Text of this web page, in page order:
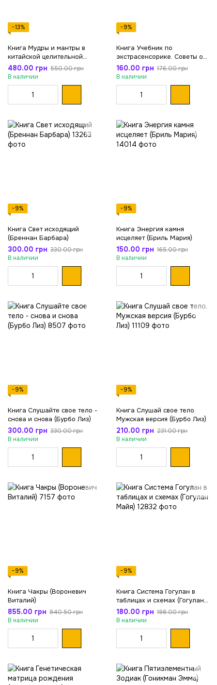
−13%
Книга Мудры и мантры в
китайской целительной
практике (Богачихин Май)
480.00 грн 550.00 грн
В наличии
−9%
Книга Учебник по
экстрасенсорике. Советы от
практикующей ведуньи
(Болтенко Элина)
160.00 грн 176.00 грн
В наличии
−9%
Книга Свет исходящий
(Бреннан Барбара)
300.00 грн 330.00 грн
В наличии
−9%
Книга Энергия камня
исцеляет (Бриль Мария)
150.00 грн 165.00 грн
В наличии
−9%
Книга Слушайте свое тело -
снова и снова (Бурбо Лиз)
300.00 грн 330.00 грн
В наличии
−9%
Книга Слушай свое тело.
Мужская версия (Бурбо Лиз)
210.00 грн 231.00 грн
В наличии
−9%
Книга Чакры (Вороневич
Виталий)
855.00 грн 940.50 грн
В наличии
−9%
Книга Система Гогулан в
таблицах и схемах (Гогулан
Майя)
180.00 грн 198.00 грн
В наличии